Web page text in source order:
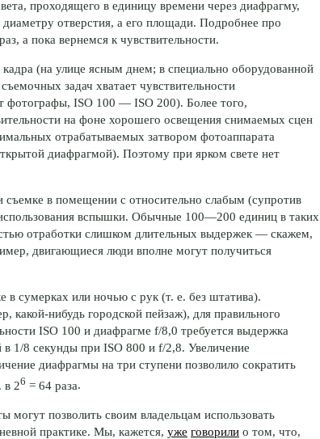
проходящего в единицу времени через диафрагму,
отверстия, а его площади. Подробнее про
а пока вернемся к чувствительности.
(на улице ясным днем; в специально оборудованной
задач хватает чувствительности
фотографы, ISO 100 — ISO 200). Более того,
на фоне хорошего освещения снимаемых сцен
отрабатываемых затвором фотоаппарата
диафрагмой). Поэтому при ярком свете нет
съемке в помещении с относительно слабым (супротив
вспышки. Обычные 100—200 единиц в таких
отработки слишком длительных выдержек — скажем,
двигающиеся люди вполне могут получиться
сумерках или ночью с рук (т. е. без штатива).
какой-нибудь городской пейзаж), для правильного
ISO 100 и диафрагме f/8,0 требуется выдержка
1/8 секунды при ISO 800 и f/2,8. Увеличение
диафрагмы на три ступени позволило сократить
в 26 = 64 раза.
могут позволить своим владельцам использовать
практике. Мы, кажется, уже говорили о том, что,